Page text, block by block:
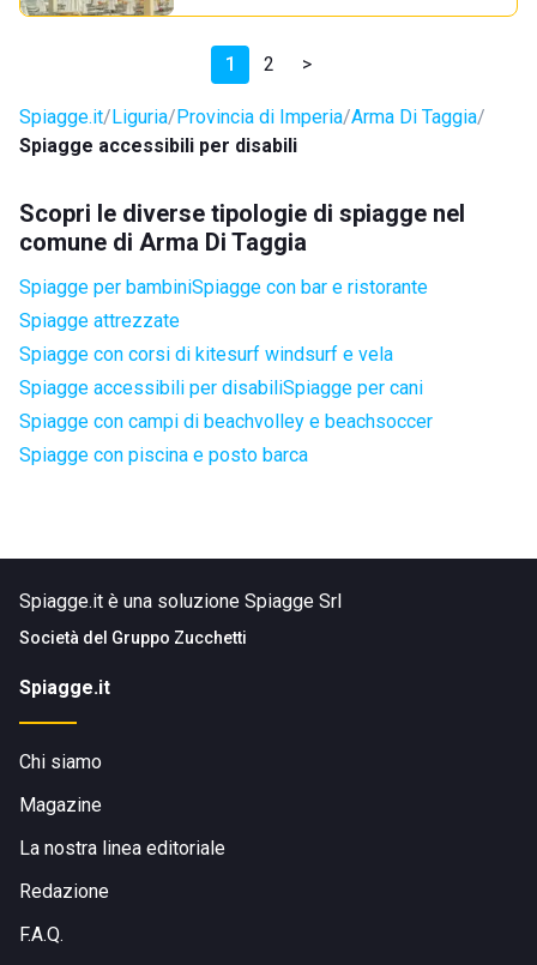
1 2 >
Spiagge.it Liguria Provincia di Imperia Arma Di Taggia
Spiagge accessibili per disabili
Scopri le diverse tipologie di spiagge nel
comune di Arma Di Taggia
Spiagge per bambiniSpiagge con bar e ristorante
Spiagge attrezzate
Spiagge con corsi di kitesurf windsurf e vela
Spiagge accessibili per disabiliSpiagge per cani
Spiagge con campi di beachvolley e beachsoccer
Spiagge con piscina e posto barca
Spiagge.it è una soluzione Spiagge Srl
Società del Gruppo Zucchetti
Spiagge.it
Chi siamo
Magazine
La nostra linea editoriale
Redazione
F.A.Q.